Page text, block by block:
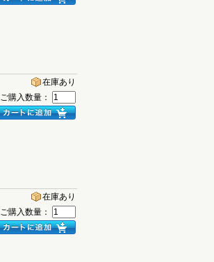
在庫あり
ご購入数量：
在庫あり
ご購入数量：